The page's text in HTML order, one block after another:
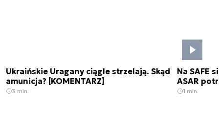
Ukraińskie Uragany ciągle strzelają. Skąd
amunicja? [KOMENTARZ]
3 min.
Na SAFE
ASAR
1 min.